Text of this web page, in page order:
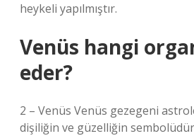
heykeli yapılmıştır.
Venüs hangi
eder?
2 – Venüs Venüs gezegeni
dişiliğin ve güzelliğin